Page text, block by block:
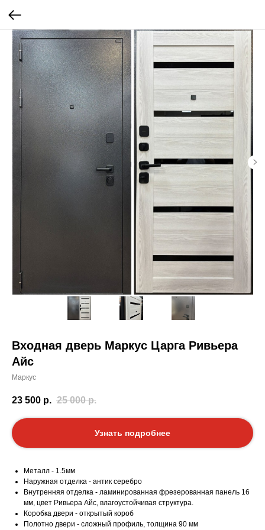
Входная дверь Маркус Царга Ривьера
Айс
Маркус
23 500 р. 25 000 р.
Узнать подробнее
Металл - 1.5мм
Наружная отделка - антик серебро
Внутренняя отделка - ламинированная фрезерованная панель 16
мм, цвет Ривьера Айс, влагоустойчивая структура.
Коробка двери - открытый короб
Полотно двери - сложный профиль, толщина 90 мм